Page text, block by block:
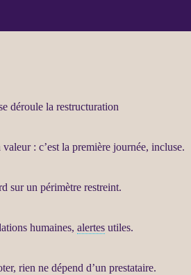
déroule la restructuration
: c’est la première journée, incluse.
sur un périmètre restreint.
humaines,alertes utiles.
, rien ne dépend d’un prestataire.